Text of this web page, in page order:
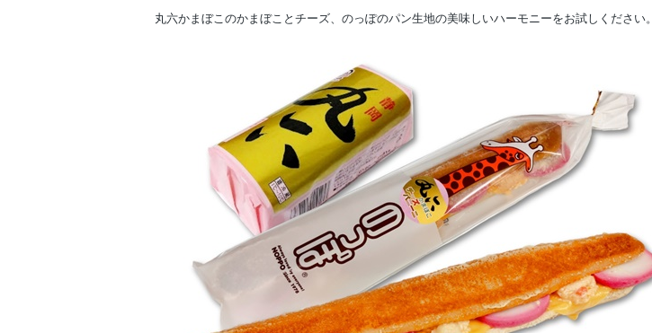
丸六かまぼこのかまぼことチーズ、のっぽのパン生地の美味しいハーモニーをお試しください。